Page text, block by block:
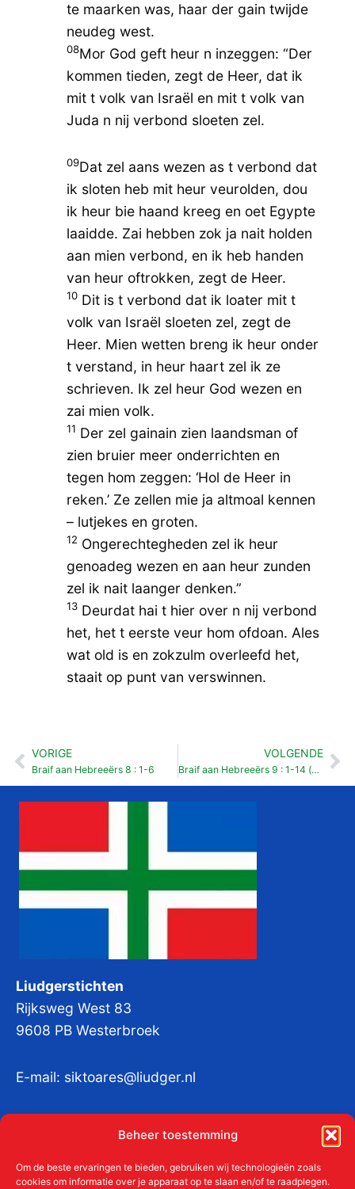
Beheer toestemming
Om de beste ervaringen te bieden, gebruiken wij technologieën zoals
cookies om informatie over je apparaat op te slaan en/of te raadplegen.
te maarken was, haar der gain twijde
neudeg west.
08Mor God geft heur n inzeggen: “Der
kommen tieden, zegt de Heer, dat ik
mit t volk van Israël en mit t volk van
Juda n nij verbond sloeten zel.
09Dat zel aans wezen as t verbond dat
ik sloten heb mit heur veurolden, dou
ik heur bie haand kreeg en oet Egypte
laaidde. Zai hebben zok ja nait holden
aan mien verbond, en ik heb handen
van heur oftrokken, zegt de Heer.
10Dit is t verbond dat ik loater mit t
volk van Israël sloeten zel, zegt de
Heer. Mien wetten breng ik heur onder
t verstand, in heur haart zel ik ze
schrieven. Ik zel heur God wezen en
zai mien volk.
11 Der zel gainain zien laandsman of
zien bruier meer onderrichten en
tegen hom zeggen: ‘Hol de Heer in
reken.’ Ze zellen mie ja altmoal kennen
– lutjekes en groten.
12 Ongerechtegheden zel ik heur
genoadeg wezen en aan heur zunden
zel ik nait laanger denken.”
13Deurdat hai t hier over n nij verbond
het, het t eerste veur hom ofdoan. Ales
wat old is en zokzulm overleefd het,
staait op punt van verswinnen.
Vorige
VORIGE
Braif aan Hebreeërs 8 : 1-6
VOLGENDE
Braif aan Hebreeërs 9 : 1-14 (bevrijdingsdag)
Liudgerstichten
Rijksweg West 83
9608 PB Westerbroek
E-mail: siktoares@liudger.nl
KvKnr:41011712